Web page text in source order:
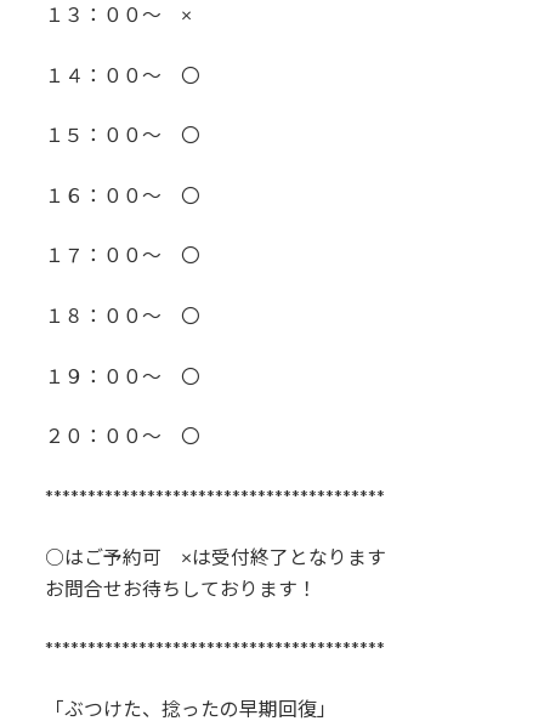
１３：００～ ×
１４：００～ 〇
１５：００～ 〇
１６：００～ 〇
１７：００～ 〇
１８：００～ 〇
１９：００～ 〇
２０：００～ 〇
****************************************
○はご予約可 ×は受付終了となります
お問合せお待ちしております！
****************************************
「ぶつけた、捻ったの早期回復」